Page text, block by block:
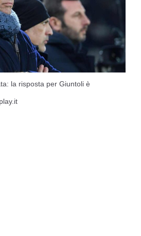
la risposta per Giuntoli è